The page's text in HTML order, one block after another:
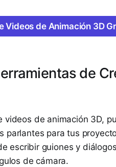
Videos de Animación 3D
de
de animación 3D,
parlantes para tus
escribir guiones y
de cámara.